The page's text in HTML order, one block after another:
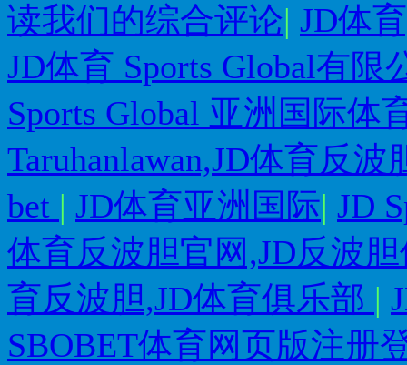
读我们的综合评论| JD体
JD体育 Sports Global有限
Sports Global 亚洲国际
Taruhanlawan,JD体育反
bet | JD体育亚洲国际| JD
体育反波胆官网,JD反波
育反波胆,JD体育俱乐部 |
SBOBET体育网页版注册